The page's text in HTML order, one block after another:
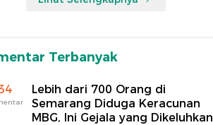
Terbanyak
Lebih dari 700 Orang di
Semarang Diduga Keracunan
MBG, Ini Gejala yang Dikeluhkan